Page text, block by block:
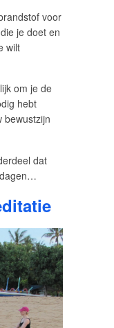
voor
je doet en
wilt
om je de
hebt
bewustzijn
dat